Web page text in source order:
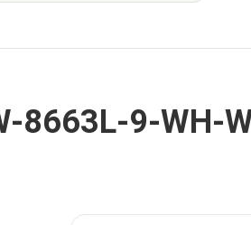
8663L-9-WH-